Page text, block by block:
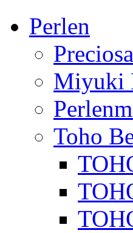
Perlen
Miyuki
Toho